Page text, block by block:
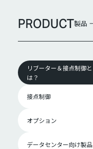
PRODUCT製品
リブーター＆接点制御と
は？
接点制御
オプション
データセンター向け製品